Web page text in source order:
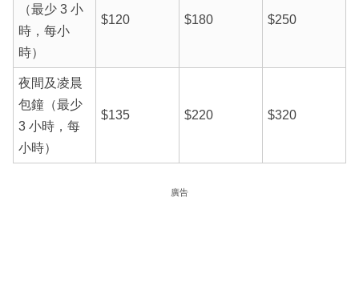
（最少 3 小
時，每小
時）
$120 $180 $250
夜間及凌晨
包鐘（最少
3 小時，每
小時）
$135 $220 $320
廣告